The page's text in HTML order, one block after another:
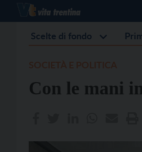
Scelte di fondo
Con le mani